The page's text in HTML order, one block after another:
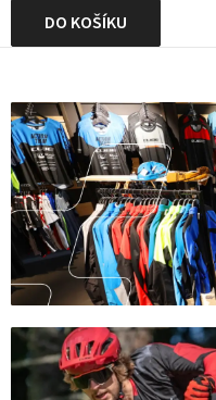
DO KOŠÍKU